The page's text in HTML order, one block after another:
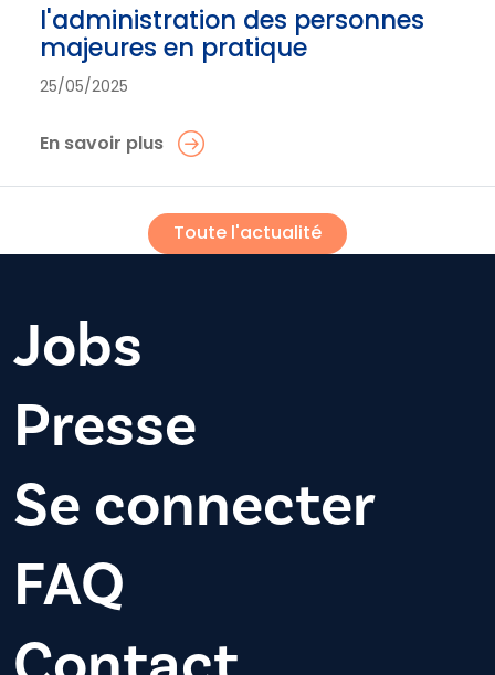
l'administration des personnes
majeures en pratique
25/05/2025
En savoir plus
Toute l'actualité
Jobs
Presse
Se connecter
FAQ